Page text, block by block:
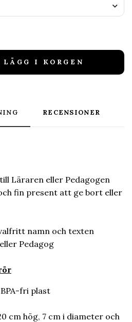
LÄGG I KORGEN
RECENSIONER
Läraren eller Pedagogen
fin present att ge bort eller
namn och texten
Pedagog
fri plast
cm hög, 7 cm i diameter och